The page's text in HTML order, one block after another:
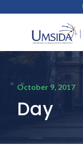
October 9, 2017
Day